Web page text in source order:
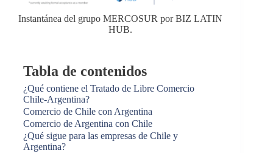
Instantánea del grupo MERCOSUR por BIZ LATIN
HUB.
Tabla de contenidos
¿Qué contiene el Tratado de Libre Comercio
Chile-Argentina?
Comercio de Chile con Argentina
Comercio de Argentina con Chile
¿Qué sigue para las empresas de Chile y
Argentina?